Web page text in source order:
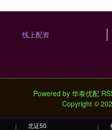
北证50
线上配资
Powered by 华泰优配
Copyright ©